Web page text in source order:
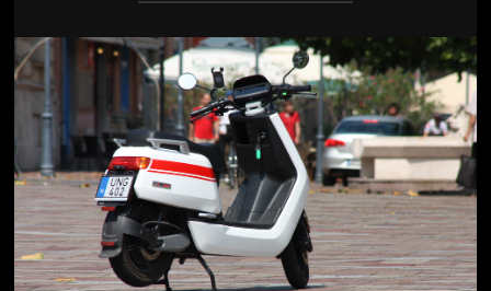
Jön még kép!